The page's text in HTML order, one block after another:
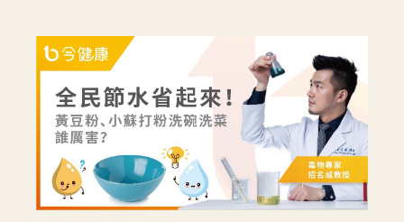
候就要使用菊花、金銀花來治療；假如單純的眼睛乾澀，結膜沒有紅，
眼睛周圍沒有眼屎，這種情況是屬於「陰虛」，就可以使用枸杞、蓮
藕、麥門冬、山藥等比較滋潤的藥材，效果就更顯著。